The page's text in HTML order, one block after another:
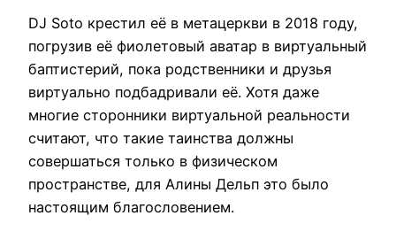
DJ Soto крестил её в метацеркви в 2018 году,
погрузив её фиолетовый аватар в виртуальный
баптистерий, пока родственники и друзья
виртуально подбадривали её. Хотя даже
многие сторонники виртуальной реальности
считают, что такие таинства должны
совершаться только в физическом
пространстве, для Алины Дельп это было
настоящим благословением.